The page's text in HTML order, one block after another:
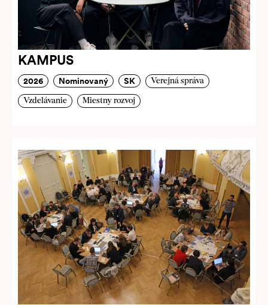
KAMPUS
2026 Nominovaný SK Verejná správa
Vzdelávanie Miestny rozvoj